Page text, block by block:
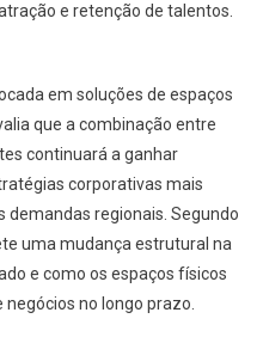
e retenção de talentos.
em soluções de espaços
que a combinação entre
continuará a ganhar
corporativas mais
demandas regionais. Segundo
uma mudança estrutural na
e como os espaços físicos
no longo prazo.